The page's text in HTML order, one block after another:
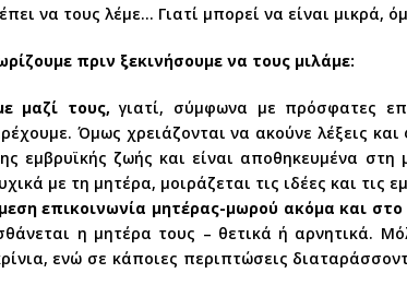
να τους λέμε… Γιατί μπορεί να είναι μικρά,
πριν ξεκινήσουμε να τους μιλάμε:
μαζί τους, γιατί, σύμφωνα με πρόσφατες
Όμως χρειάζονται να ακούνε λέξεις
εμβρυϊκής ζωής και είναι αποθηκευμένα στη
με τη μητέρα, μοιράζεται τις ιδέες και τις
επικοινωνία μητέρας-μωρού ακόμα και στο
η μητέρα τους – θετικά ή αρνητικά.
ενώ σε κάποιες περιπτώσεις